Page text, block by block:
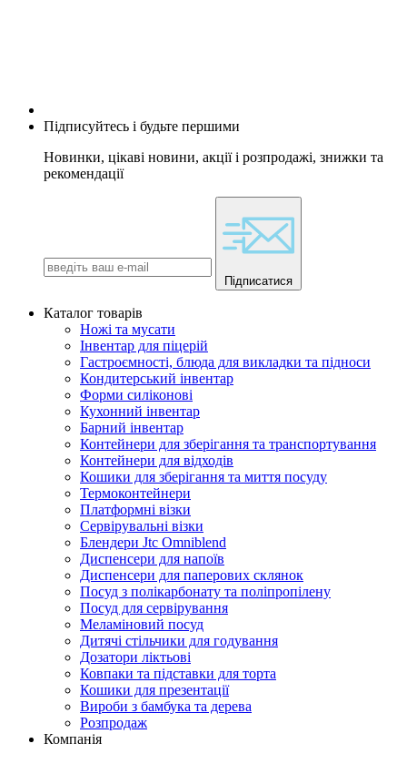
Підписуйтесь і будьте першими
Новинки, цікаві новини, акції і розпродажі, знижки та
рекомендації
Підписатися
Каталог товарів
Ножі та мусати
Інвентар для піцерій
Гастроємності, блюда для викладки та підноси
Кондитерський інвентар
Форми силіконові
Кухонний інвентар
Барний інвентар
Контейнери для зберігання та транспортування
Контейнери для відходів
Кошики для зберігання та миття посуду
Термоконтейнери
Платформні візки
Сервірувальні візки
Блендери Jtc Omniblend
Диспенсери для напоїв
Диспенсери для паперових склянок
Посуд з полікарбонату та поліпропілену
Посуд для сервірування
Меламіновий посуд
Дитячі стільчики для годування
Дозатори ліктьові
Ковпаки та підставки для торта
Кошики для презентації
Вироби з бамбука та дерева
Розпродаж
Компанія